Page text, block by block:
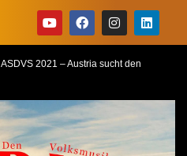
ASDVS 2021 – Austria sucht den